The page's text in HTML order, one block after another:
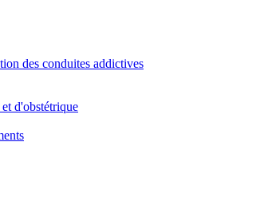
des conduites addictives
d'obstétrique